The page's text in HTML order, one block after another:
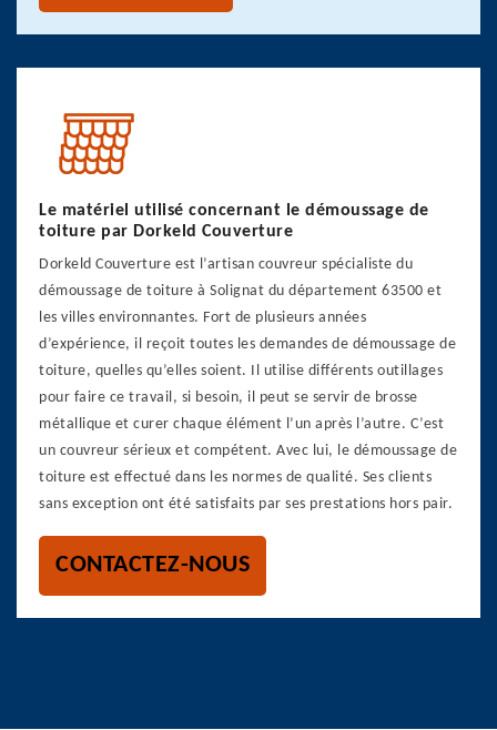
Le matériel utilisé concernant le démoussage de
toiture par Dorkeld Couverture
Dorkeld Couverture est l’artisan couvreur spécialiste du
démoussage de toiture à Solignat du département 63500 et
les villes environnantes. Fort de plusieurs années
d’expérience, il reçoit toutes les demandes de démoussage de
toiture, quelles qu’elles soient. Il utilise différents outillages
pour faire ce travail, si besoin, il peut se servir de brosse
métallique et curer chaque élément l’un après l’autre. C’est
un couvreur sérieux et compétent. Avec lui, le démoussage de
toiture est effectué dans les normes de qualité. Ses clients
sans exception ont été satisfaits par ses prestations hors pair.
CONTACTEZ-NOUS